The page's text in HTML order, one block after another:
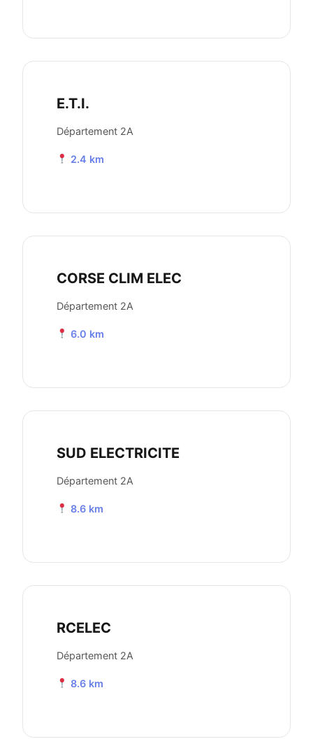
E.T.I.
Département 2A
2.4 km
CORSE CLIM ELEC
Département 2A
6.0 km
SUD ELECTRICITE
Département 2A
8.6 km
RCELEC
Département 2A
8.6 km